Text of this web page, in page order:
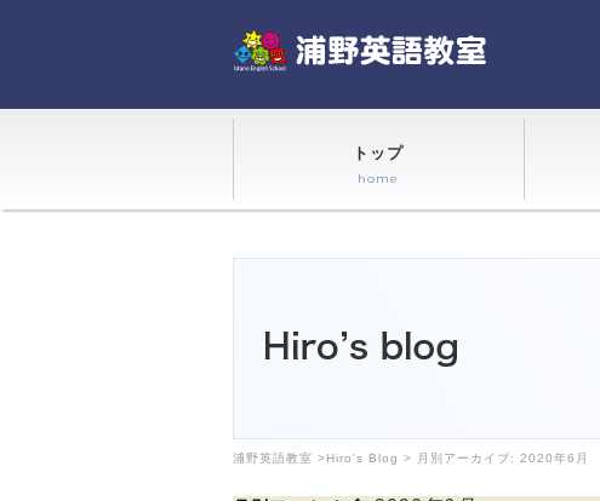
トップ
home
浦野英語教室 >Hiro's Blog > 月別アーカイブ: 2020年6月